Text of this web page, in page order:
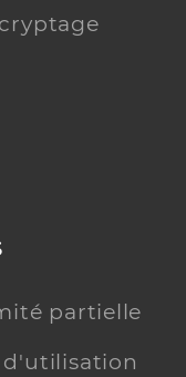
partielle
d'utilisation